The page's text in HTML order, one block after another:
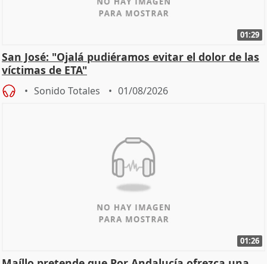
01:29
San José: "Ojalá pudiéramos evitar el dolor de las
víctimas de ETA"
Sonido Totales 01/08/2026
01:26